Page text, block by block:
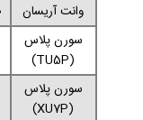
وانت آریسان
سورن پلاس
(TU5P)
سورن پلاس
(XU7P)